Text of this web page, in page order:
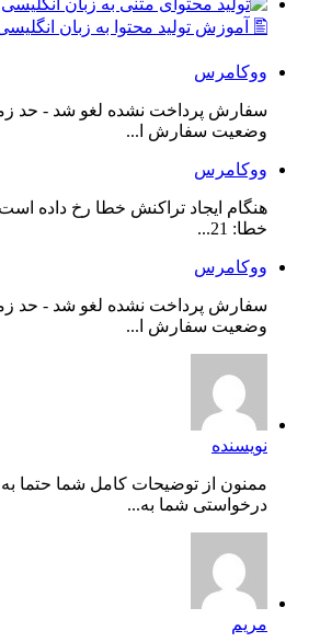
🖺 آموزش تولید محتوا به زبان
ووکامرس
سفارش پرداخت نشده لغو شد - حد
وضعیت سفارش ا...
ووکامرس
خطا: 21...
ووکامرس
سفارش پرداخت نشده لغو شد - حد
وضعیت سفارش ا...
نویسنده
ممنون از توضیحات کامل شما حتما
درخواستی شما به...
مریم